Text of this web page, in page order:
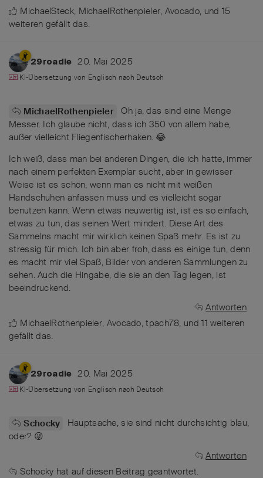
MichaelSteck, MichaelRothenpieler, Avocado, und 15
weiteren gefällt das.
29roadie 20. Mai 2025
KI-Übersetzung von Englisch nach Deutsch
MichaelRothenpieler Oh ja, das sind eine Menge
Messer. Ich glaube nicht, dass ich 350 von allem habe,
außer vielleicht Fliegenfischerhaken. 😂
Ich weiß, dass man bei anderen Dingen, die ich hatte, immer
nach einem perfekten Exemplar sucht, aber in gewisser
Weise ist es schön, wenn man es nicht mit weißen
Handschuhen anfassen muss und es vielleicht sogar
benutzen kann. Wenn etwas neuwertig ist, ist es so einfach,
etwas zu tun, das seinen Wert mindert. Diese Art des
Sammelns macht mir wirklich keinen Spaß mehr. Es ist zu
stressig für mich. Ich bin aber froh, dass es einige tun, denn
es macht mir viel Spaß, Bilder von anderen Sammlungen zu
sehen. Auch die Hingabe, die sie an den Tag legen, ist
beeindruckend.
Antworten
MichaelRothenpieler, Avocado,tpach78, und11 weiteren
gefällt das.
29roadie 20. Mai 2025
KI-Übersetzung von Englisch nach Deutsch
Schocky
Hauptsache, sie sind nicht durchsichtig blau,
oder? 😜
Antworten
Schocky hat auf diesen Beitrag geantwortet.